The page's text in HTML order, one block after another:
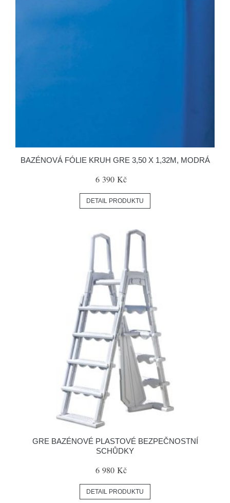
BAZÉNOVÁ FÓLIE KRUH GRE 3,50 X 1,32M, MODRÁ
6 390 Kč
DETAIL PRODUKTU
GRE BAZÉNOVÉ PLASTOVÉ BEZPEČNOSTNÍ
SCHŮDKY
6 980 Kč
DETAIL PRODUKTU